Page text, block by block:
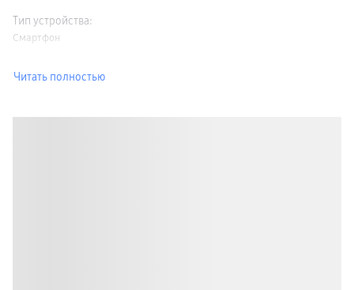
Тип устройства:
Смартфон
Читать полностью